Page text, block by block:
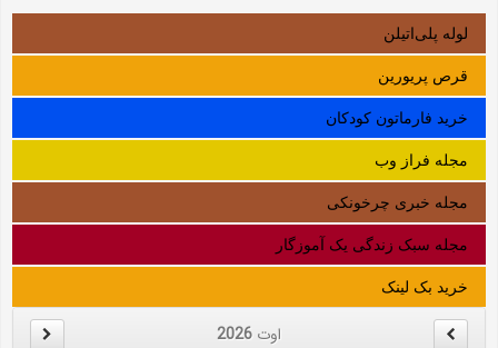
لوله‌ پلی‌اتیلن
قرص پریورین
خرید فارماتون کودکان
مجله فراز وب
مجله خبری چرخونکی
مجله سبک زندگی یک آموزگار
خرید بک لینک
اوت 2026